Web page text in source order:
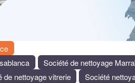
Société de nettoyage
de nettoyage vitrerie
Société